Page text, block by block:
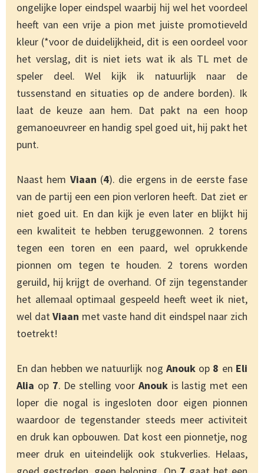
ongelijke loper eindspel waarbij hij wel het voordeel
heeft van een vrije a pion met juiste promotieveld
kleur (*voor de duidelijkheid, dit is een oordeel voor
het verslag, dit is niet iets wat ik als TL met de
speler deel. Wel kijk ik natuurlijk naar de
tussenstand en situaties op de andere borden). Ik
laat de keuze aan hem. Dat pakt na een hoop
gemanoeuvreer en handig spel goed uit, hij pakt het
punt.
Naast hem Viaan (4). die ergens in de eerste fase
van de partij een een pion verloren heeft. Dat ziet er
niet goed uit. En dan kijk je even later en blijkt hij
een kwaliteit te hebben teruggewonnen. 2 torens
tegen een toren en een paard, wel oprukkende
pionnen om tegen te houden. 2 torens worden
geruild, hij krijgt de overhand. Of zijn tegenstander
het allemaal optimaal gespeeld heeft weet ik niet,
wel datViaan met vaste hand dit eindspel naar zich
toetrekt!
En dan hebben we natuurlijk nog Anoukop 8 en Eli
Alia op 7. De stelling voor Anoukis lastig met een
loper die nogal is ingesloten door eigen pionnen
waardoor de tegenstander steeds meer activiteit
en druk kan opbouwen. Dat kost een pionnetje, nog
meer druk en uiteindelijk ook stukverlies. Helaas,